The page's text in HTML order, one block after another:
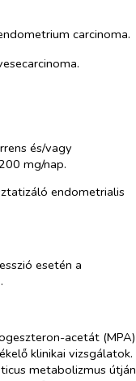
carcinoma.
és/vagy
mg/nap.
endometrialis
esetén a
acetát (MPA)
klinikai vizsgálatok.
metabolizmus útján